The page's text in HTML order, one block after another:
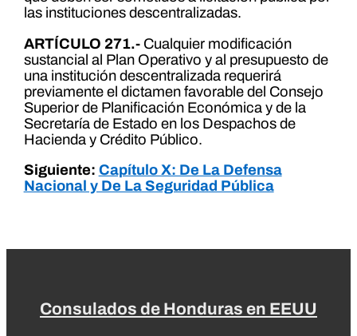
las instituciones descentralizadas.
ARTÍCULO 271.- Cualquier modificación
sustancial al Plan Operativo y al presupuesto de
una institución descentralizada requerirá
previamente el dictamen favorable del Consejo
Superior de Planificación Económica y de la
Secretaría de Estado en los Despachos de
Hacienda y Crédito Público.
Siguiente: Capítulo X: De La Defensa
Nacional y De La Seguridad Pública
Consulados de Honduras en EEUU